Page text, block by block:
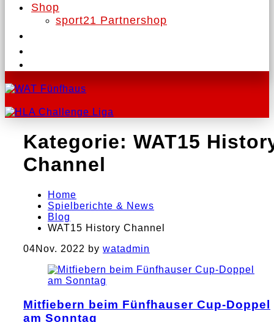
Shop
sport21 Partnershop
Kategorie: WAT15
Channel
Home
Spielberichte & News
Blog
WAT15 History Channel
04Nov. 2022 by watadmin
Mitfiebern beim Fünfhauser Cup-Doppel
am Sonntag